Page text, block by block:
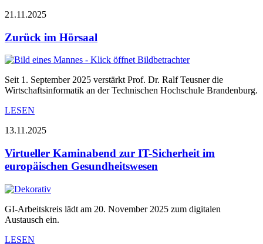
21.11.2025
Zurück im Hörsaal
Seit 1. September 2025 verstärkt Prof. Dr. Ralf Teusner die
Wirtschaftsinformatik an der Technischen Hochschule Brandenburg.
LESEN
13.11.2025
Virtueller Kaminabend zur IT-Sicherheit im
europäischen Gesundheitswesen
GI-Arbeitskreis lädt am 20. November 2025 zum digitalen
Austausch ein.
LESEN